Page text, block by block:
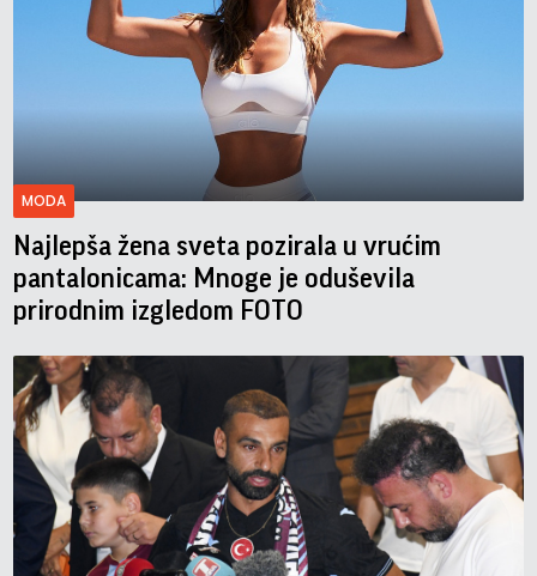
MODA
Najlepša žena sveta pozirala u vrućim
pantalonicama: Mnoge je oduševila
prirodnim izgledom FOTO